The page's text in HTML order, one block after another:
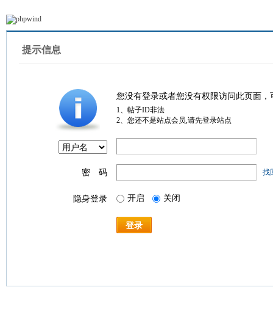
提示信息
您没有登录或者您没有权限访问此页面
1、帖子ID非法
2、您还不是站点会员,请先登录站点
密 码 找
隐身登录 开启 关闭
登录